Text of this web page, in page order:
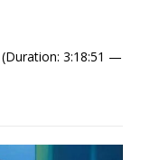
(Duration: 3:18:51 —